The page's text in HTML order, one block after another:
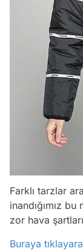
Farklı tarzlar
inandığımız
zor hava
Buraya